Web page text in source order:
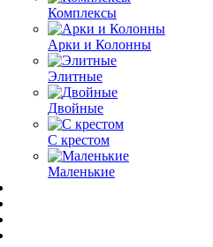
Комплексы
Арки и Колонны
Элитные
Двойные
С крестом
Маленькие